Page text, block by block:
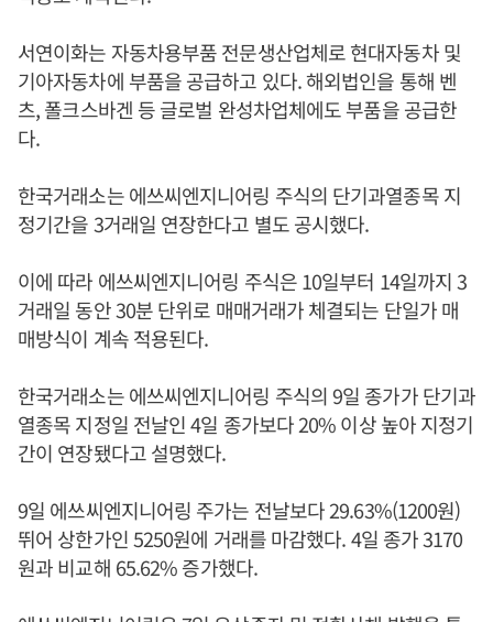
서연이화는 자동차용부품 전문생산업체로 현대자동차 및
기아자동차에 부품을 공급하고 있다. 해외법인을 통해 벤
츠, 폴크스바겐 등 글로벌 완성차업체에도 부품을 공급한
다.
한국거래소는 에쓰씨엔지니어링 주식의 단기과열종목 지
정기간을 3거래일 연장한다고 별도 공시했다.
이에 따라 에쓰씨엔지니어링 주식은 10일부터 14일까지 3
거래일 동안 30분 단위로 매매거래가 체결되는 단일가 매
매방식이 계속 적용된다.
한국거래소는 에쓰씨엔지니어링 주식의 9일 종가가 단기과
열종목 지정일 전날인 4일 종가보다 20% 이상 높아 지정기
간이 연장됐다고 설명했다.
9일 에쓰씨엔지니어링 주가는 전날보다 29.63%(1200원)
뛰어 상한가인 5250원에 거래를 마감했다. 4일 종가 3170
원과 비교해 65.62% 증가했다.